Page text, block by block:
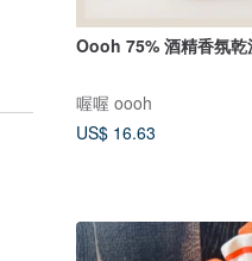
Oooh 75% 酒精香氛乾
喔喔 oooh
US$ 16.63